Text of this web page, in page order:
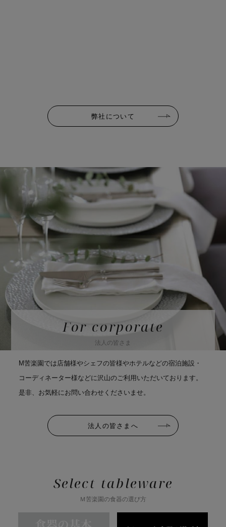
弊社について
For corporate
法人の皆さま
M苦楽園では店舗様やシェフの皆様やホテルなどの宿泊施設・
コーディネーター様などに沢山のご利用いただいております。
是非、お気軽にお問い合わせくださいませ。
法人の皆さまへ
Select tableware
Ｍ苦楽園の食器の選び方